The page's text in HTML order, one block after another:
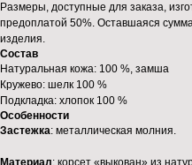
Размеры, доступные для заказа,
предоплатой 50%. Оставшаяся
изделия.
Состав
Натуральная кожа: 100 %, замша
Кружево: шелк 100 %
Подкладка: хлопок 100 %
Особенности
Застежка: металлическая молния.